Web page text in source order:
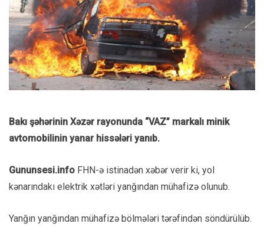
Bakı şəhərinin Xəzər rayonunda “VAZ” markalı minik
avtomobilinin yanar hissələri yanıb.
Gununsesi.info FHN-ə istinadən xəbər verir ki, yol
kənarındakı elektrik xətləri yanğından mühafizə olunub.
Yanğın yanğından mühafizə bölmələri tərəfindən söndürülüb.